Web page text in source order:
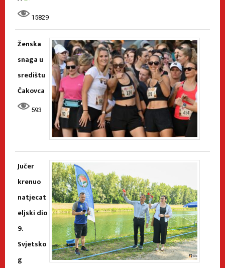
15829
Ženska
snaga u
središtu
Čakovca
593
Jučer
krenuo
natjecat
eljski dio
9.
Svjetsko
g